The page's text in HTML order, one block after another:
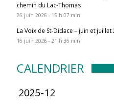
chemin du Lac-Thomas
26 juin 2026 - 15 h 07 min
La Voix de St-Didace – juin et juillet
16 juin 2026 - 21 h 36 min
CALENDRIER